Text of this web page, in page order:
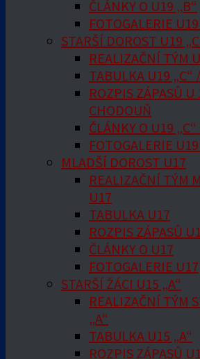
ČLÁNKY O U19 „B“
FOTOGALERIE
STARŠÍ DOROST U19
REALIZAČNÍ TÝM
TABULKA U19 „C“
ROZPIS ZÁPASŮ U
CHODOUŇ
ČLÁNKY O U19
FOTOGALERIE
MLADŠÍ DOROST U17
REALIZAČNÍ TÝM
U17
TABULKA U17
ROZPIS ZÁPASŮ
ČLÁNKY O U17
FOTOGALERIE U17
STARŠÍ ŽÁCI U15 „A“
REALIZAČNÍ TÝM
„A“
TABULKA U15 „A“
ROZPIS ZÁPASŮ